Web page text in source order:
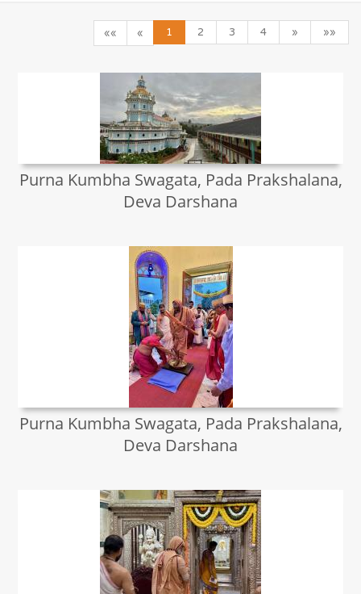
«« « 1 2 3 4 » »»
Purna Kumbha Swagata, Pada Prakshalana,
Deva Darshana
Purna Kumbha Swagata, Pada Prakshalana,
Deva Darshana